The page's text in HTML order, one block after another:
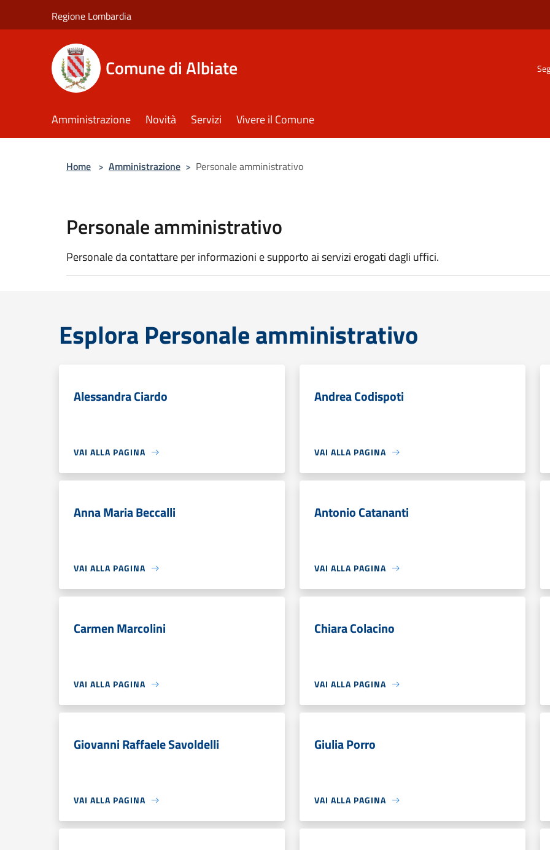
Regione Lombardia
Comune di Albiate
Amministrazione Novità Servizi Vivere il Comune
Home > Amministrazione > Personale amministrativo
Personale amministrativo
Personale da contattare per informazioni e supporto ai servizi erogati dagli uffici.
Esplora Personale amministrativo
Alessandra Ciardo
VAI ALLA PAGINA
Andrea Codispoti
VAI ALLA PAGINA
Anna Maria Beccalli
VAI ALLA PAGINA
Antonio Catananti
VAI ALLA PAGINA
Carmen Marcolini
VAI ALLA PAGINA
Chiara Colacino
VAI ALLA PAGINA
Giovanni Raffaele Savoldelli
VAI ALLA PAGINA
Giulia Porro
VAI ALLA PAGINA